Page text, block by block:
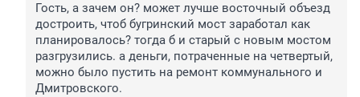
Гость, а зачем он? может лучше восточный объезд
достроить, чтоб бугринский мост заработал как
планировалось? тогда б и старый с новым мостом
разгрузились. а деньги, потраченные на четвертый,
можно было пустить на ремонт коммунального и
Дмитровского.